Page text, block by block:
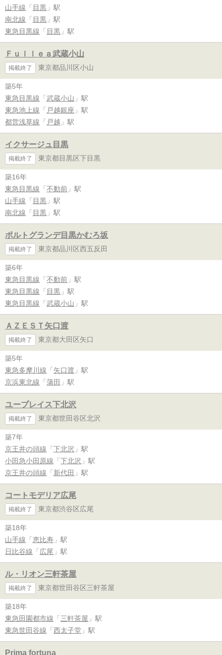
山手線 「 目黒 」駅
南北線 「 目黒 」駅
東急目黒線 「 目黒 」駅
Ｆｕｌｌｅａ武蔵小山
掲載終了 東京都品川区小山
築5年
東急目黒線 「 武蔵小山 」駅
東急池上線 「 戸越銀座 」駅
都営浅草線 「 戸越 」駅
イクサージュ目黒
掲載終了 東京都目黒区下目黒
築16年
東急目黒線 「 不動前 」駅
山手線 「 目黒 」駅
南北線 「 目黒 」駅
ポルトグランデ目黒かむろ坂
掲載終了 東京都品川区西五反田
築6年
東急目黒線 「 不動前 」駅
東急目黒線 「 目黒 」駅
東急目黒線 「 武蔵小山 」駅
ＡＺＥＳＴ矢口渡
掲載終了 東京都大田区矢口
築5年
東急多摩川線 「 矢口渡 」駅
京浜東北線 「 蒲田 」駅
ユープレイス下北沢
掲載終了 東京都世田谷区北沢
築7年
京王井の頭線 「 下北沢 」駅
小田急小田原線 「 下北沢 」駅
京王井の頭線 「 新代田 」駅
コートモデリア広尾
掲載終了 東京都渋谷区広尾
築18年
山手線 「 恵比寿 」駅
日比谷線 「 広尾 」駅
ル・リオン三軒茶屋
掲載終了 東京都世田谷区三軒茶屋
築18年
東急田園都市線 「 三軒茶屋 」駅
東急世田谷線 「 西太子堂 」駅
Prima fortuna